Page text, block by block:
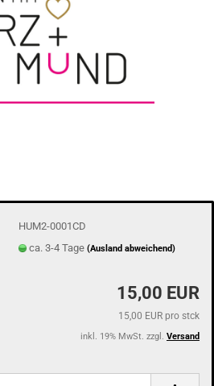
HUM2-0001CD
ca. 3-4 Tage (Ausland abweichend)
15,00 EUR
15,00 EUR pro stck
inkl. 19% MwSt. zzgl. Versand